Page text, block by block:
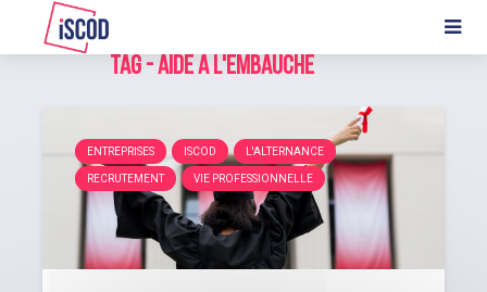
Tag - aide à l'embauche
ENTREPRISES ISCOD L'ALTERNANCE
RECRUTEMENT VIE PROFESSIONNELLE